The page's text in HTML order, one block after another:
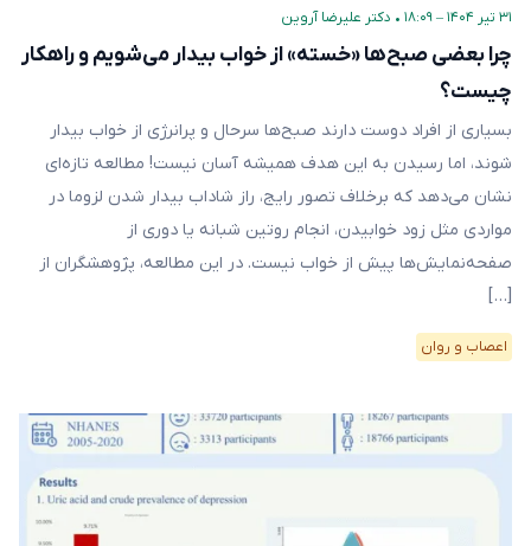
۳۱ تیر ۱۴۰۴ – ۱۸:۰۹ • دکتر علیرضا آروین
چرا بعضی صبح‌ها «خسته» از خواب بیدار می‌شویم و راهکار
چیست؟
بسیاری از افراد دوست دارند صبح‌ها سرحال و پرانرژی از خواب بیدار
شوند، اما رسیدن به این هدف همیشه آسان نیست! مطالعه‌ تازه‌ای
نشان می‌دهد که برخلاف تصور رایج، راز شاداب بیدار شدن لزوما در
مواردی مثل زود خوابیدن، انجام روتین شبانه یا دوری از
صفحه‌نمایش‌ها پیش از خواب نیست. در این مطالعه، پژوهشگران از
[…]
اعصاب و روان